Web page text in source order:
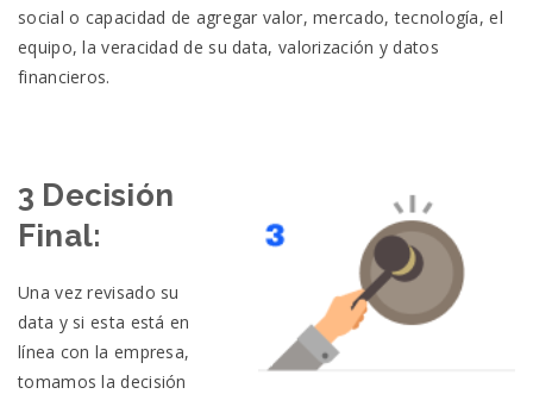
social o capacidad de agregar valor, mercado, tecnología, el
equipo, la veracidad de su data, valorización y datos
financieros.
3 Decisión
Final:
Una vez revisado su
data y si esta está en
línea con la empresa,
tomamos la decisión